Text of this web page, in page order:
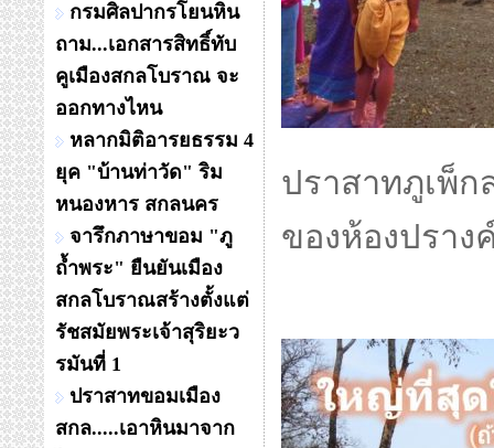
กรมศิลปากรโยนหิน
ถาม...เอกสารสิทธิ์ทับ
คูเมืองสกลโบราณ จะ
ออกทางไหน
หลากมิติอารยธรรม 4
ยุค "บ้านท่าวัด" ริม
หนองหาร สกลนคร
จารึกภาษาขอม "ภู
ถ้ำพระ" ยืนยันเมือง
สกลโบราณสร้างตั้งแต่
รัชสมัยพระเจ้าสุริยะว
รมันที่ 1
ปราสาทขอมเมือง
สกล.....เอาหินมาจาก
ปราสาทภูเพ็ก
ของห้องปรา